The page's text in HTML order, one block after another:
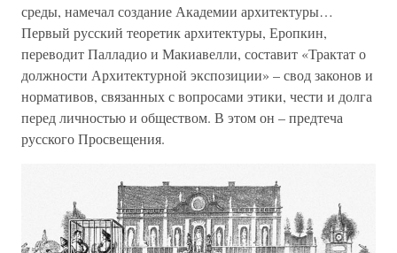
среды, намечал создание Академии архитектуры…
Первый русский теоретик архитектуры, Еропкин,
переводит Палладио и Макиавелли, составит «Трактат о
должности Архитектурной экспозиции» – свод законов и
нормативов, связанных с вопросами этики, чести и долга
перед личностью и обществом. В этом он – предтеча
русского Просвещения.